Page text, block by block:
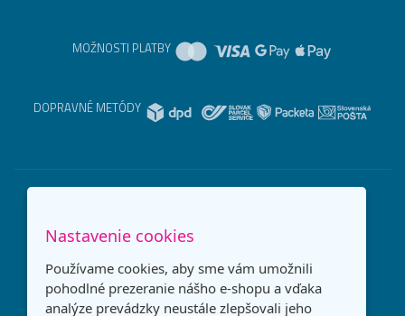
MOŽNOSTI PLATBY
DOPRAVNÉ METÓDY
Nastavenie cookies
Používame cookies, aby sme vám umožnili
pohodlné prezeranie nášho e-shopu a vďaka
analýze prevádzky neustále zlepšovali jeho